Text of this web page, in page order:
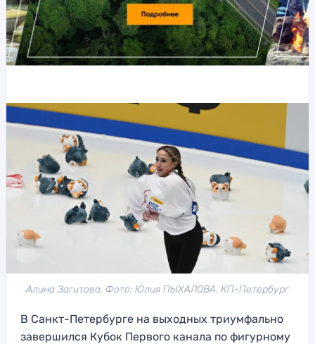
Алина Загитова. Фото: Юлия ПЫХАЛОВА, КП-Петербург
В Санкт-Петербурге на выходных триумфально
завершился Кубок Первого канала по фигурному